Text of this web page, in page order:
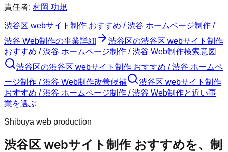
責任者: 村岡 功規
渋谷区 webサイト制作 おすすめ / 渋谷 ホームページ制作 /
渋谷 Web制作の事業詳細 渋谷区の渋谷区 webサイト制作
おすすめ / 渋谷 ホームページ制作 / 渋谷 Web制作検索意図
渋谷区の渋谷区 webサイト制作 おすすめ / 渋谷 ホームペ
ージ制作 / 渋谷 Web制作改善候補
渋谷区 webサイト制作
おすすめ / 渋谷 ホームページ制作 / 渋谷 Web制作と近い事
業を選ぶ
Shibuya web production
渋谷区 webサイト制作 おすすめを、制